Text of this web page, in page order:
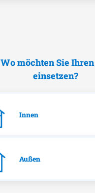
Wo möchten Sie
einsetzen?
Innen
Außen